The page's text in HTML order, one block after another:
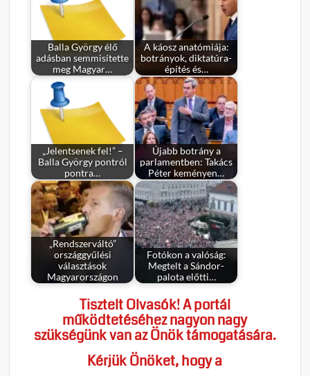
Balla György élő
adásban semmisítette
meg Magyar…
A káosz anatómiája:
botrányok, diktatúra-
építés és…
„Jelentsenek fel!” –
Balla György pontról
pontra…
Újabb botrány a
parlamentben: Takács
Péter keményen…
„Rendszerváltó”
országgyűlési
választások
Magyarországon
Fotókon a valóság:
Megtelt a Sándor-
palota előtti…
Tisztelt Olvasók! A portál
működtetéséhez nagyon nagy
szükségünk van az Önök támogatására.
Kérjük Önöket, hogy a